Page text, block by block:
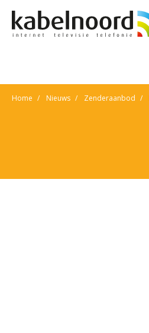
Home Nieuws Zenderaanbod